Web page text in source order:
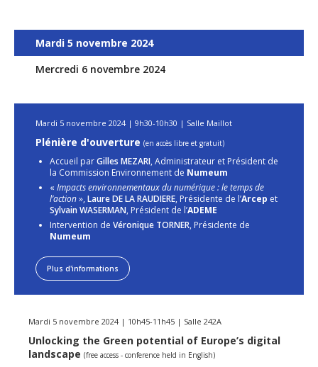
Mardi 5 novembre 2024
Mercredi 6 novembre 2024
Mardi 5 novembre 2024 | 9h30-10h30 | Salle Maillot
Plénière d'ouverture (en accès libre et gratuit)
Accueil parGilles MEZARI, Administrateur et Président de
la Commission Environnement de Numeum
« Impacts environnementaux du numérique : le temps de
l’action», Laure DE LA RAUDIERE, Présidente de l’Arcep et
Sylvain WASERMAN, Président de l’ADEME
Intervention de Véronique TORNER, Présidente de
Numeum
Plus d'informations
Mardi 5 novembre 2024 | 10h45-11h45 | Salle 242A
Unlocking the Green potential of Europe’s digital
landscape (free access - conference held in English)